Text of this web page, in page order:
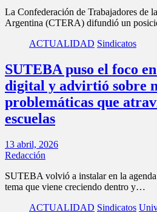
La Confederación de Trabajadores de
Argentina (CTERA) difundió un
ACTUALIDAD Sindicatos
SUTEBA puso el foco
digital y advirtió sobre
problemáticas que
escuelas
13 abril, 2026
Redacción
SUTEBA volvió a instalar en la
tema que viene creciendo dentro y…
ACTUALIDAD Sindicatos